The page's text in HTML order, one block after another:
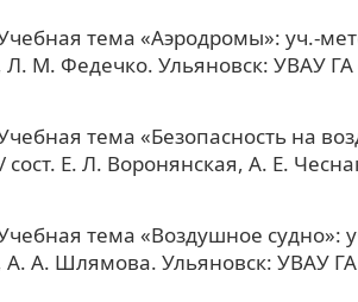
тема «Аэродромы»: уч.-
Л. М. Федечко. Ульяновск: УВАУ ГА
тема «Безопасность на
Е. Л. Воронянская, А. Е.
тема «Воздушное судно»:
А. А. Шлямова. Ульяновск: УВАУ